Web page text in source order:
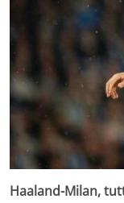
Haaland-Milan,